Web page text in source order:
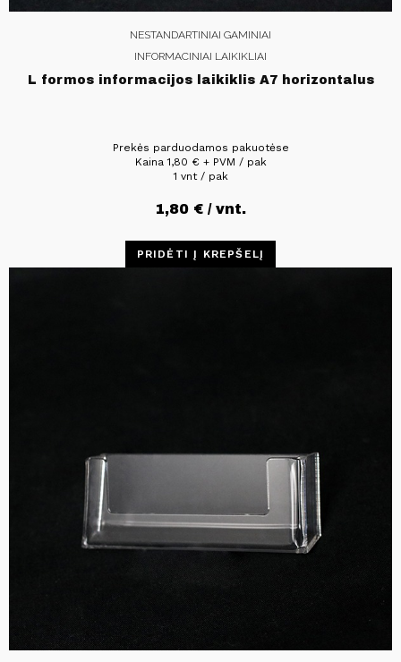
NESTANDARTINIAI GAMINIAI
INFORMACINIAI LAIKIKLIAI
L formos informacijos laikiklis A7 horizontalus
Prekės parduodamos pakuotėse
Kaina1,80 €+ PVM / pak
1 vnt / pak
1,80 € / vnt.
PRIDĖTI Į KREPŠELĮ